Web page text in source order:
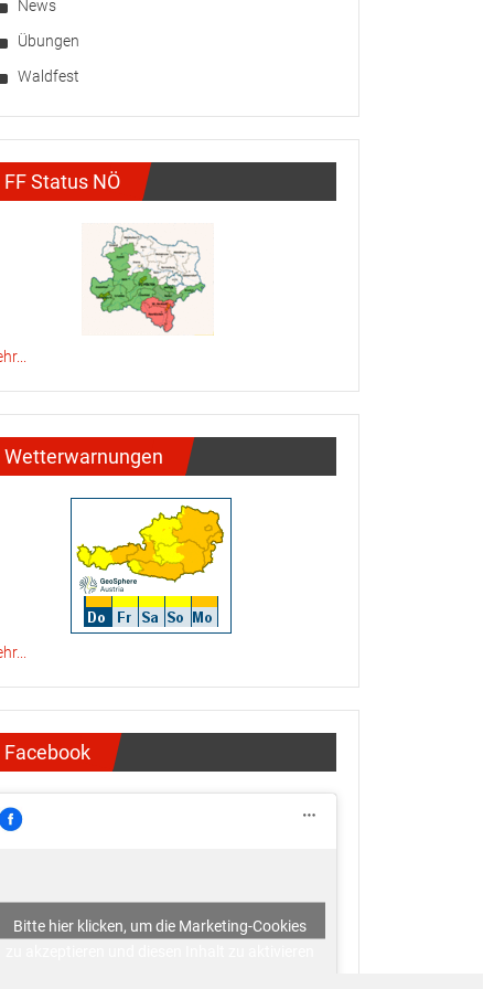
News
Übungen
Waldfest
FF Status NÖ
Wetterwarnungen
Facebook
Bitte hier klicken, um die Marketing-Cookies